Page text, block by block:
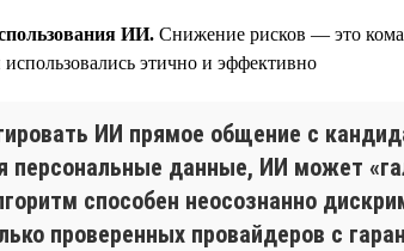
ИИ. Снижение рисков — это
этично и эффективно
ИИ прямое общение с
персональные данные, ИИ может
способен неосознанно
проверенных провайдеров с